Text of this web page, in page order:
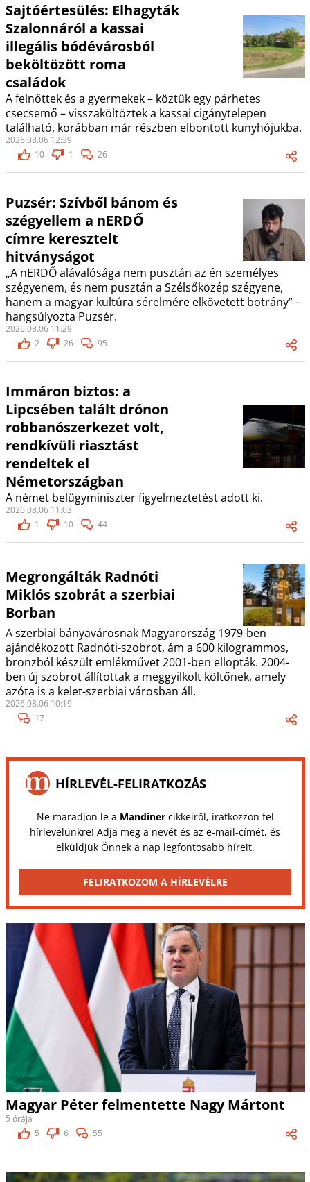
Sajtóértesülés: Elhagyták
Szalonnáról a kassai
illegális bódévárosból
beköltözött roma
családok
A felnőttek és a gyermekek – köztük egy párhetes
csecsemő – visszaköltöztek a kassai cigánytelepen
található, korábban már részben elbontott kunyhójukba.
2026.08.06 12:39
10
1 26
Puzsér: Szívből bánom és
szégyellem a nERDŐ
címre keresztelt
hitványságot
„A nERDŐ alávalósága nem pusztán az én személyes
szégyenem, és nem pusztán a Szélsőközép szégyene,
hanem a magyar kultúra sérelmére elkövetett botrány” –
hangsúlyozta Puzsér.
2026.08.06 11:29
2
26 95
Immáron biztos: a
Lipcsében talált drónon
robbanószerkezet volt,
rendkívüli riasztást
rendeltek el
Németországban
A német belügyminiszter figyelmeztetést adott ki.
2026.08.06 11:03
1
10 44
Megrongálták Radnóti
Miklós szobrát a szerbiai
Borban
A szerbiai bányavárosnak Magyarország 1979-ben
ajándékozott Radnóti-szobrot, ám a 600 kilogrammos,
bronzból készült emlékművet 2001-ben ellopták. 2004-
ben új szobrot állítottak a meggyilkolt költőnek, amely
azóta is a kelet-szerbiai városban áll.
2026.08.06 10:19
17
HÍRLEVÉL-FELIRATKOZÁS
Ne maradjon le a Mandinercikkeiről, iratkozzon fel
hírlevelünkre! Adja meg a nevét és az e-mail-címét, és
elküldjük Önnek a nap legfontosabb híreit.
FELIRATKOZOM A HÍRLEVÉLRE
Magyar Péter felmentette Nagy Mártont
5 órája
5
6 55